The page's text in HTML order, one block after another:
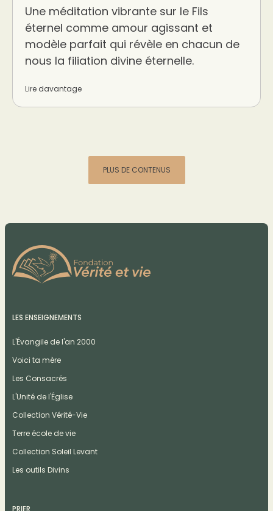
Une méditation vibrante sur le Fils
éternel comme amour agissant et
modèle parfait qui révèle en chacun de
nous la filiation divine éternelle.
Lire davantage
PLUS DE CONTENUS
LES ENSEIGNEMENTS
L'Évangile de l'an 2000
Voici ta mère
Les Consacrés
L'Unité de l'Église
Collection Vérité-Vie
Terre école de vie
Collection Soleil Levant
Les outils Divins
PRIER